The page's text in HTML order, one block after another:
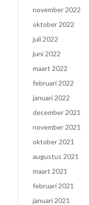
november 2022
oktober 2022
juli 2022
juni 2022
maart 2022
februari 2022
januari 2022
december 2021
november 2021
oktober 2021
augustus 2021
maart 2021
februari 2021
januari 2021